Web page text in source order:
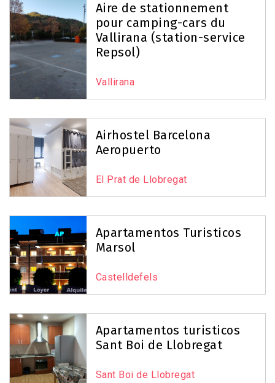
Aire de stationnement
pour camping-cars du
Vallirana (station-service
Repsol)
Vallirana
Airhostel Barcelona
Aeropuerto
El Prat de Llobregat
Apartamentos Turisticos
Marsol
Castelldefels
Apartamentos turisticos
Sant Boi de Llobregat
Sant Boi de Llobregat